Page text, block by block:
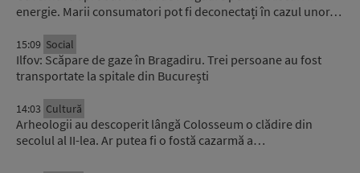
energie. Marii consumatori pot fi deconectați în cazul unor…
15:09 Social
Ilfov: Scăpare de gaze în Bragadiru. Trei persoane au fost
transportate la spitale din București
14:03 Cultură
Arheologii au descoperit lângă Colosseum o clădire din
secolul al II-lea. Ar putea fi o fostă cazarmă a…